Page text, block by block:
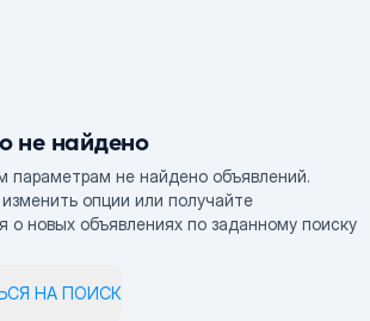
не найдено
параметрам не найдено объявлений.
опции или получайте
о новых объявлениях по заданному поиску
НА ПОИСК